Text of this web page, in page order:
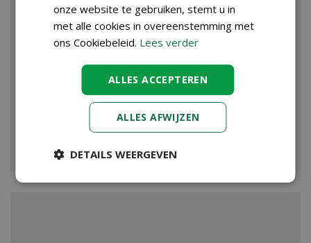
onze website te gebruiken, stemt u in
met alle cookies in overeenstemming met
ons Cookiebeleid. Lees verder
ALLES ACCEPTEREN
ALLES AFWIJZEN
DETAILS WEERGEVEN